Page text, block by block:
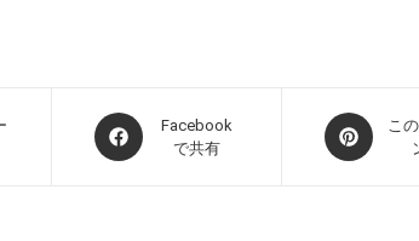
Facebook
で共有
こ